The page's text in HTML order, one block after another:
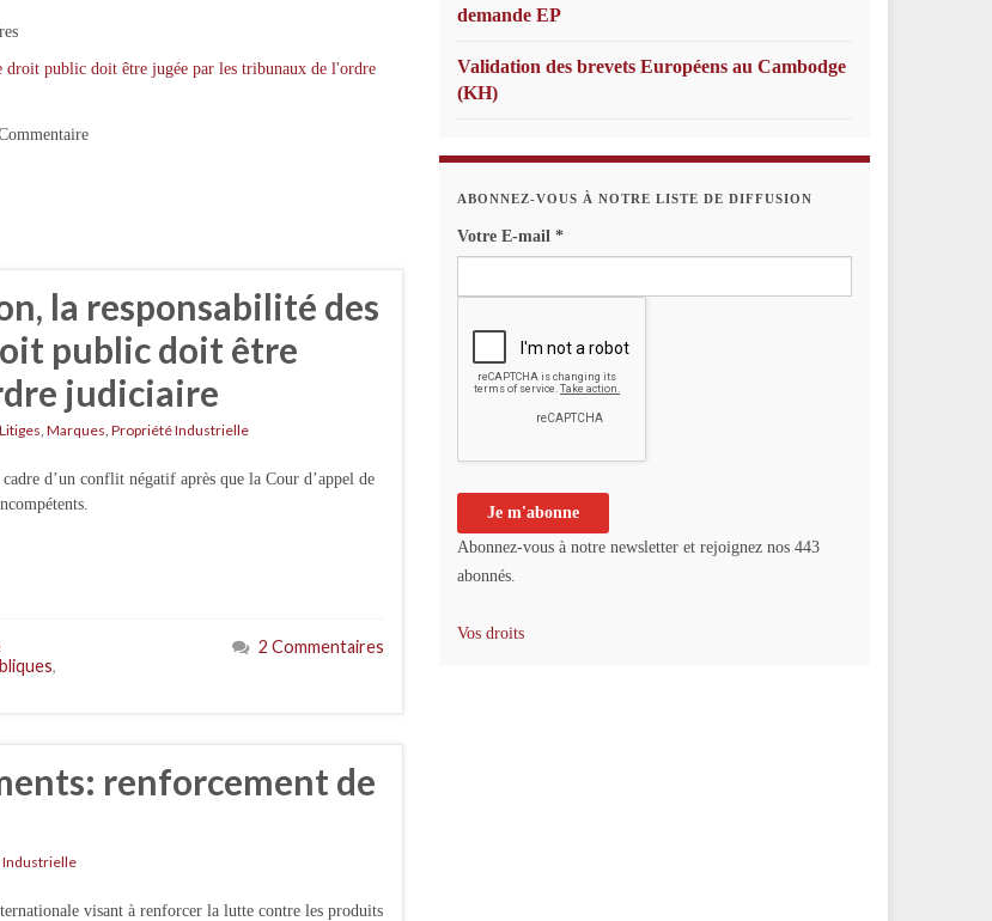
droit public doit être jugée par les tribunaux de l'ordre
la responsabilité des
public doit être
judiciaire
Litiges, Marques, Propriété Industrielle
d’un conflit négatif après que la Cour d’appel de
,
2 Commentaires
renforcement de
Industrielle
visant à renforcer la lutte contre les produits
demande EP
Validation des brevets Européens au Cambodge
(KH)
ABONNEZ-VOUS À NOTRE LISTE DE DIFFUSION
Votre E-mail *
Abonnez-vous à notre newsletter et rejoignez nos 443
abonnés.
Vos droits